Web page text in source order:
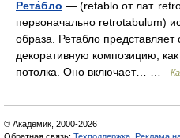
Рета́бло — (retablo от лат.
первоначально retrotabulum)
образа. Ретабло
декоративную композицию,
потолка. Оно включает… …
© Академик, 2000-2026